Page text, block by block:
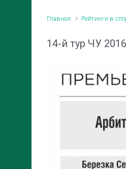
Главная Рейтинги в
14-й тур ЧУ